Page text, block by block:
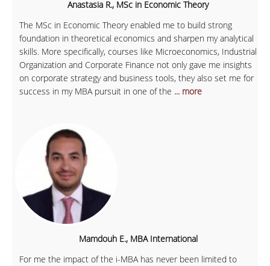
Anastasia R., MSc in Economic Theory
The MSc in Economic Theory enabled me to build strong
foundation in theoretical economics and sharpen my analytical
skills. More specifically, courses like Microeconomics, Industrial
Organization and Corporate Finance not only gave me insights
on corporate strategy and business tools, they also set me for
success in my MBA pursuit in one of the ... more
Mamdouh E., MBA International
For me the impact of the i-MBA has never been limited to